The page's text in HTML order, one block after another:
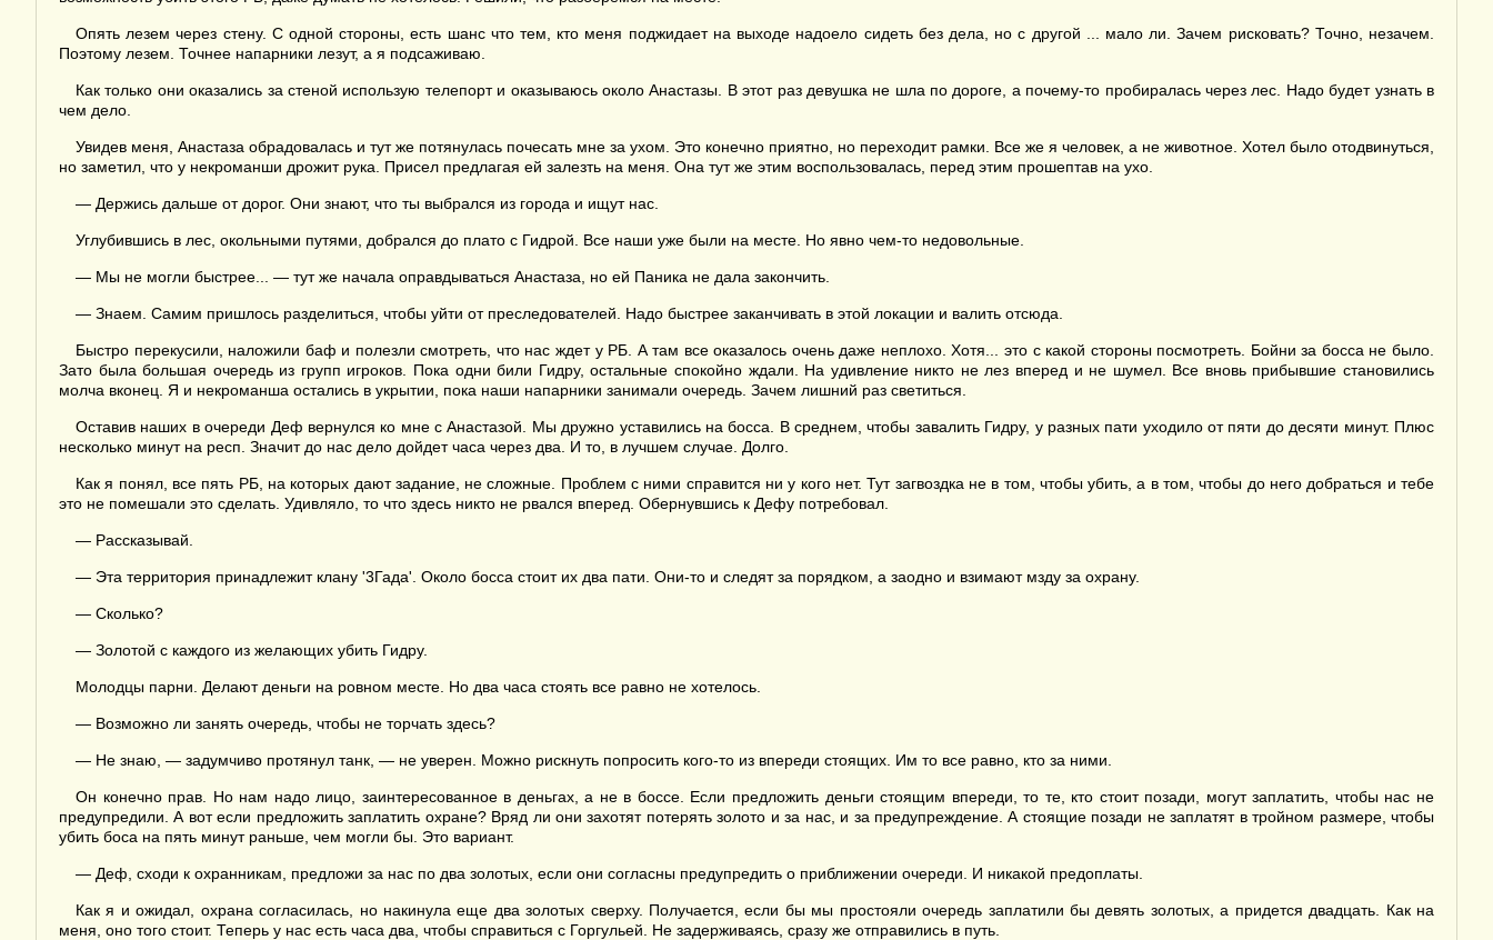
Опять лезем через стену. С одной стороны, есть шанс что тем, кто меня поджидает на выходе надоело сидеть без дела, но с другой ... мало ли. Зачем рисковать? Точно, незачем.
Поэтому лезем. Точнее напарники лезут, а я подсаживаю.
Как только они оказались за стеной использую телепорт и оказываюсь около Анастазы. В этот раз девушка не шла по дороге, а почему-то пробиралась через лес. Надо будет узнать в
чем дело.
Увидев меня, Анастаза обрадовалась и тут же потянулась почесать мне за ухом. Это конечно приятно, но переходит рамки. Все же я человек, а не животное. Хотел было отодвинуться,
но заметил, что у некроманши дрожит рука. Присел предлагая ей залезть на меня. Она тут же этим воспользовалась, перед этим прошептав на ухо.
— Держись дальше от дорог. Они знают, что ты выбрался из города и ищут нас.
Углубившись в лес, окольными путями, добрался до плато с Гидрой. Все наши уже были на месте. Но явно чем-то недовольные.
— Мы не могли быстрее... — тут же начала оправдываться Анастаза, но ей Паника не дала закончить.
— Знаем. Самим пришлось разделиться, чтобы уйти от преследователей. Надо быстрее заканчивать в этой локации и валить отсюда.
Быстро перекусили, наложили баф и полезли смотреть, что нас ждет у РБ. А там все оказалось очень даже неплохо. Хотя... это с какой стороны посмотреть. Бойни за босса не было.
Зато была большая очередь из групп игроков. Пока одни били Гидру, остальные спокойно ждали. На удивление никто не лез вперед и не шумел. Все вновь прибывшие становились
молча вконец. Я и некроманша остались в укрытии, пока наши напарники занимали очередь. Зачем лишний раз светиться.
Оставив наших в очереди Деф вернулся ко мне с Анастазой. Мы дружно уставились на босса. В среднем, чтобы завалить Гидру, у разных пати уходило от пяти до десяти минут. Плюс
несколько минут на респ. Значит до нас дело дойдет часа через два. И то, в лучшем случае. Долго.
Как я понял, все пять РБ, на которых дают задание, не сложные. Проблем с ними справится ни у кого нет. Тут загвоздка не в том, чтобы убить, а в том, чтобы до него добраться и тебе
это не помешали это сделать. Удивляло, то что здесь никто не рвался вперед. Обернувшись к Дефу потребовал.
— Рассказывай.
— Эта территория принадлежит клану '3Гада'. Около босса стоит их два пати. Они-то и следят за порядком, а заодно и взимают мзду за охрану.
— Сколько?
— Золотой с каждого из желающих убить Гидру.
Молодцы парни. Делают деньги на ровном месте. Но два часа стоять все равно не хотелось.
— Возможно ли занять очередь, чтобы не торчать здесь?
— Не знаю, — задумчиво протянул танк, — не уверен. Можно рискнуть попросить кого-то из впереди стоящих. Им то все равно, кто за ними.
Он конечно прав. Но нам надо лицо, заинтересованное в деньгах, а не в боссе. Если предложить деньги стоящим впереди, то те, кто стоит позади, могут заплатить, чтобы нас не
предупредили. А вот если предложить заплатить охране? Вряд ли они захотят потерять золото и за нас, и за предупреждение. А стоящие позади не заплатят в тройном размере, чтобы
убить боса на пять минут раньше, чем могли бы. Это вариант.
— Деф, сходи к охранникам, предложи за нас по два золотых, если они согласны предупредить о приближении очереди. И никакой предоплаты.
Как я и ожидал, охрана согласилась, но накинула еще два золотых сверху. Получается, если бы мы простояли очередь заплатили бы девять золотых, а придется двадцать. Как на
меня, оно того стоит. Теперь у нас есть часа два, чтобы справиться с Горгульей. Не задерживаясь, сразу же отправились в путь.